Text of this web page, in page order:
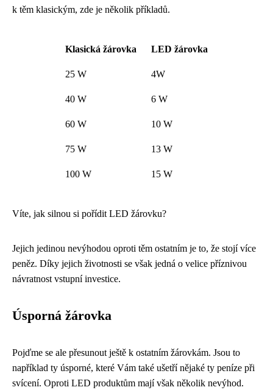
k těm klasickým, zde je několik příkladů.
Klasická žárovka LED žárovka
25 W 4W
40 W 6 W
60 W 10 W
75 W 13 W
100 W 15 W
Víte, jak silnou si pořídit LED žárovku?
Jejich jedinou nevýhodou oproti těm ostatním je to, že stojí více
peněz. Díky jejich životnosti se však jedná o velice příznivou
návratnost vstupní investice.
Úsporná žárovka
Pojďme se ale přesunout ještě k ostatním žárovkám. Jsou to
například ty úsporné, které Vám také ušetří nějaké ty peníze při
svícení. Oproti LED produktům mají však několik nevýhod.